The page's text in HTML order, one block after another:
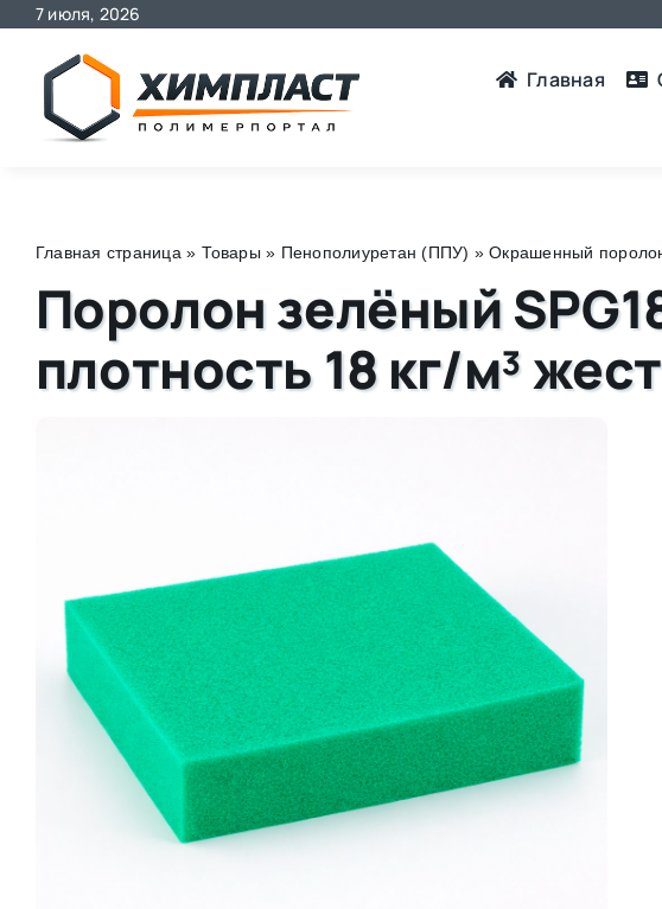
Skip
content
7 июля, 2026
Главная
Главная страница » Товары » Пенополиуретан (ППУ) »Окрашенный
Поролон зелёный
плотность 18 кг/м³